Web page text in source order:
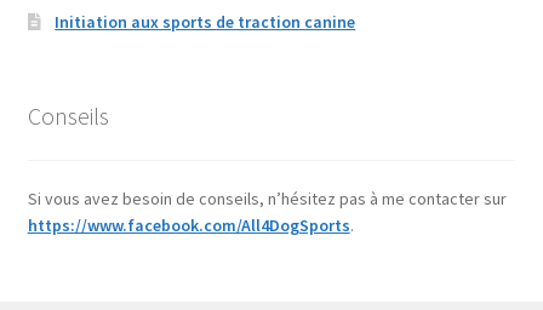
Initiation aux sports de traction canine
Conseils
Si vous avez besoin de conseils, n’hésitez pas à me contacter sur
https://www.facebook.com/All4DogSports.